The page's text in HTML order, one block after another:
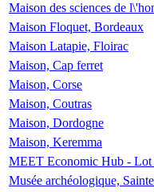
Maison des sciences de
Maison Floquet, Bordeaux
Maison Latapie, Floirac
Maison, Cap ferret
Maison, Corse
Maison, Coutras
Maison, Dordogne
Maison, Keremma
MEET Economic Hub -
Musée archéologique,